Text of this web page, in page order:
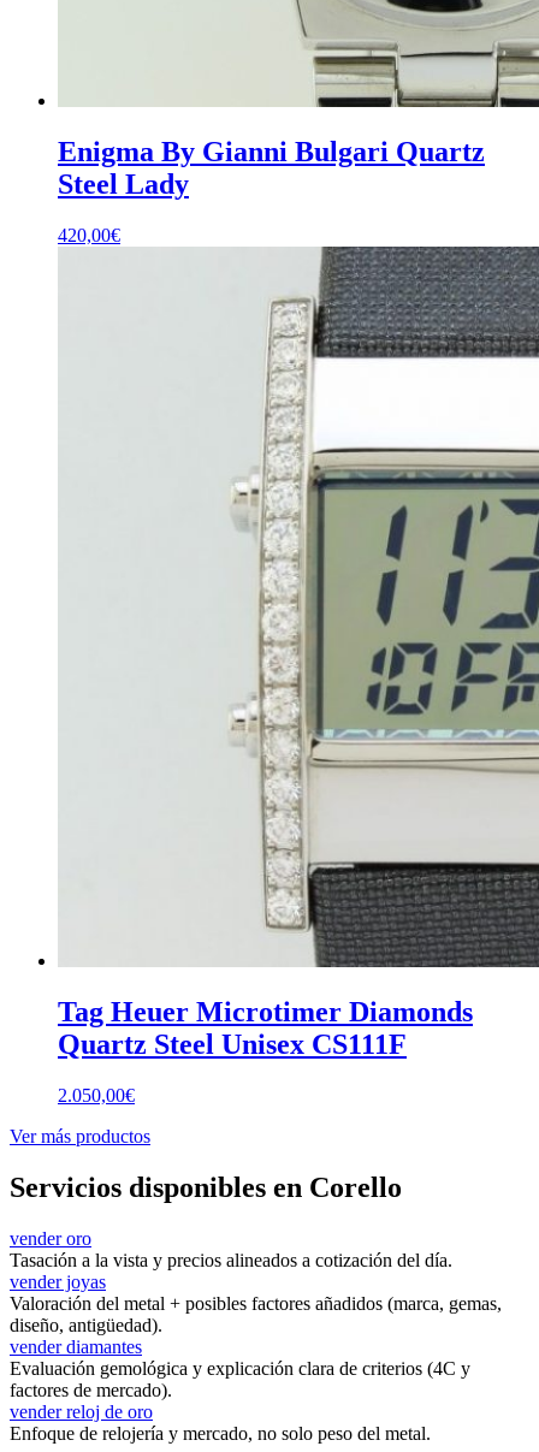
Enigma By Gianni Bulgari Quartz
Steel Lady
420,00€
Tag Heuer Microtimer Diamonds
Quartz Steel Unisex CS111F
2.050,00€
Ver más productos
Servicios disponibles en Corello
vender oro
Tasación a la vista y precios alineados a cotización del día.
vender joyas
Valoración del metal + posibles factores añadidos (marca, gemas,
diseño, antigüedad).
vender diamantes
Evaluación gemológica y explicación clara de criterios (4C y
factores de mercado).
vender reloj de oro
Enfoque de relojería y mercado, no solo peso del metal.